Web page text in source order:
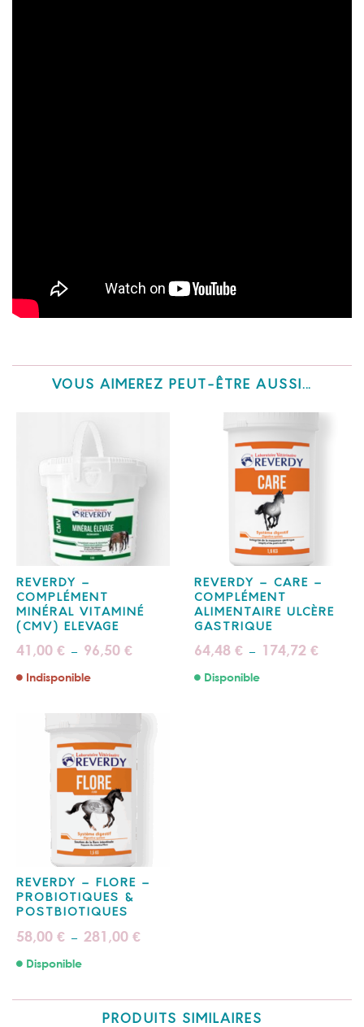
VOUS AIMEREZ PEUT-ÊTRE AUSSI…
REVERDY –
COMPLÉMENT
MINÉRAL VITAMINÉ
(CMV) ELEVAGE
41,00 € – 96,50 €Plage
de
Indisponible
REVERDY – CARE –
COMPLÉMENT
ALIMENTAIRE ULCÈRE
GASTRIQUE
64,48 € – 174,72 €Plage
de
Disponible
REVERDY – FLORE –
PROBIOTIQUES &
POSTBIOTIQUES
58,00 € – 281,00 €Plage
de
Disponible
PRODUITS SIMILAIRES